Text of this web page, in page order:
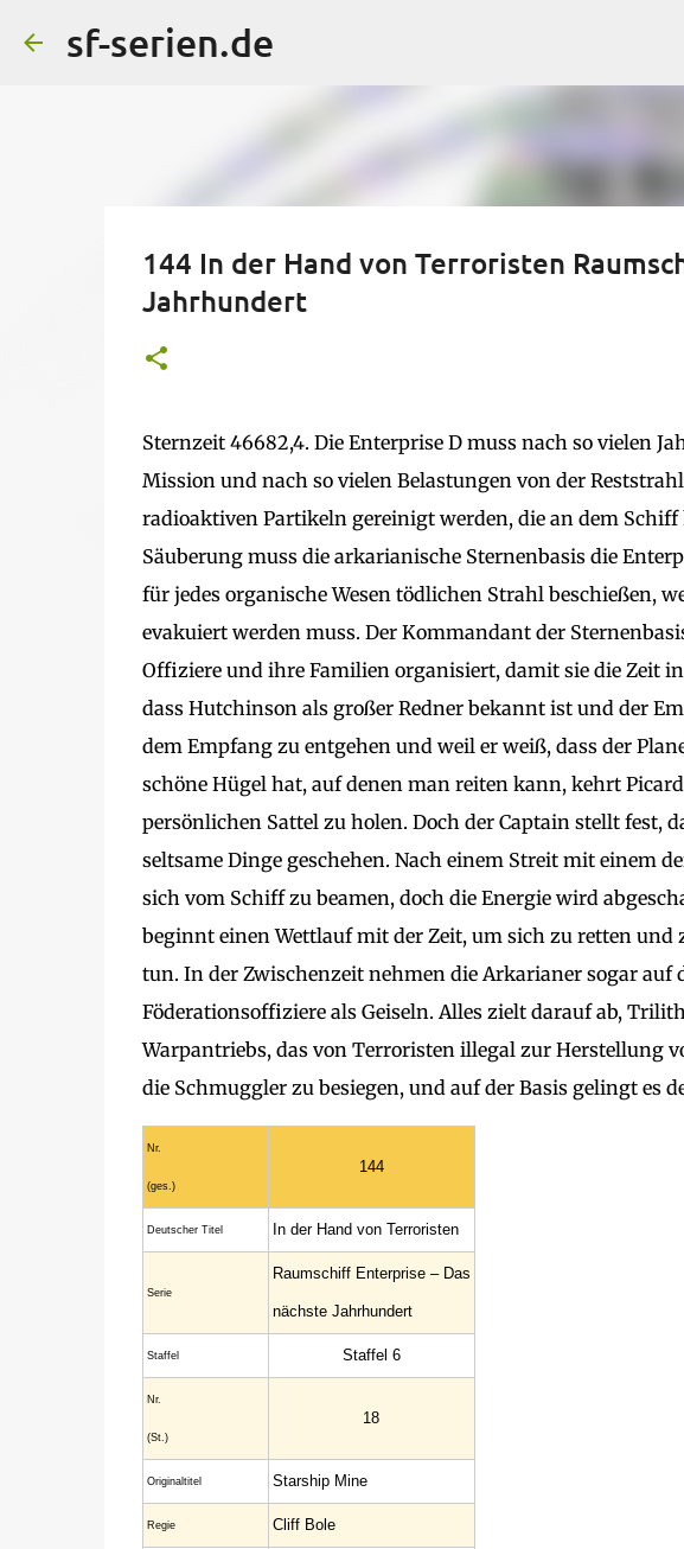
sf-serien.de
144 In der Hand von Terroristen
Jahrhundert
Sternzeit 46682,4. Die Enterprise D muss nach so vielen
Mission und nach so vielen Belastungen von der
radioaktiven Partikeln gereinigt werden, die an dem Schiff
Säuberung muss die arkarianische Sternenbasis die
für jedes organische Wesen tödlichen Strahl beschießen,
evakuiert werden muss. Der Kommandant der
Offiziere und ihre Familien organisiert, damit sie die Zeit
dass Hutchinson als großer Redner bekannt ist und der
dem Empfang zu entgehen und weil er weiß, dass der
schöne Hügel hat, auf denen man reiten kann, kehrt
persönlichen Sattel zu holen. Doch der Captain stellt fest,
seltsame Dinge geschehen. Nach einem Streit mit einem
sich vom Schiff zu beamen, doch die Energie wird
beginnt einen Wettlauf mit der Zeit, um sich zu retten und
tun. In der Zwischenzeit nehmen die Arkarianer sogar auf
Föderationsoffiziere als Geiseln. Alles zielt darauf ab,
Warpantriebs, das von Terroristen illegal zur Herstellung
die Schmuggler zu besiegen, und auf der Basis gelingt es
Nr.
(ges.)
144
Deutscher Titel In der Hand von Terroristen
Serie
Raumschiff Enterprise – Das
nächste Jahrhundert
Staffel Staffel 6
Nr.
(St.)
18
Original­titel Starship Mine
Regie Cliff Bole